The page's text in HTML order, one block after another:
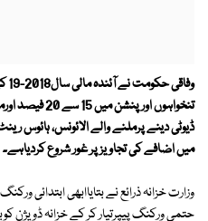
تنخواہوں
ڈیوٹی دینے پرملنے والے الائونس، ہائوس
میں اضافے کی تجاویز پر غور شروع کردیاہے۔
وزارت خزانہ ذرائع نے بتایاابھی ابتدائی
حتمی ورکنگ پیپرتیار کر کے خزانہ ڈویژن